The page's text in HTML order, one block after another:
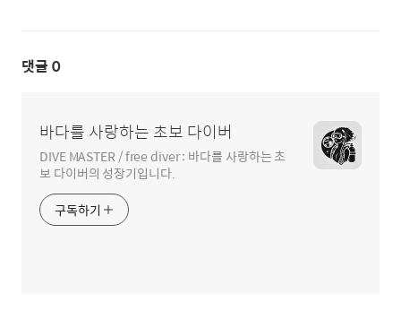
댓글 0
바다를 사랑하는 초보 다이버
DIVE MASTER / free diver : 바다를 사랑하는 초
보 다이버의 성장기입니다.
구독하기